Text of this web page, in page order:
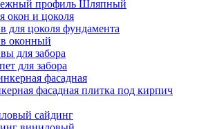
профиль Шляпный
окон и цоколя
для цоколя фундамента
оконный
для забора
для забора
фасадная
фасадная плитка под кирпич
сайдинг